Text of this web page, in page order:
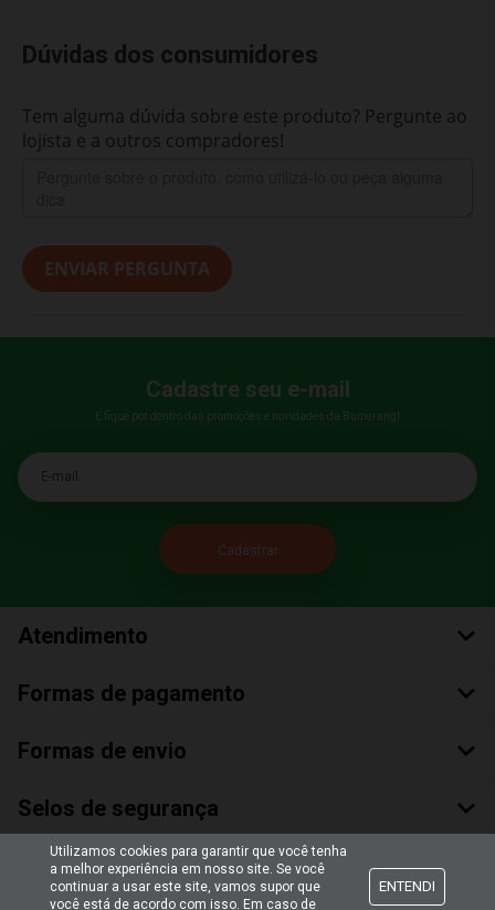
Dúvidas dos consumidores
Tem alguma dúvida sobre este produto? Pergunte ao
lojista e a outros compradores!
ENVIAR PERGUNTA
Cadastre seu e-mail
E fique por dentro das promoções e novidades da Bumerang!
E-mail
Atendimento
Formas de pagamento
Formas de envio
Selos de segurança
Utilizamos cookies para garantir que você tenha
a melhor experiência em nosso site. Se você
continuar a usar este site, vamos supor que
você está de acordo com isso. Em caso de
ENTENDI